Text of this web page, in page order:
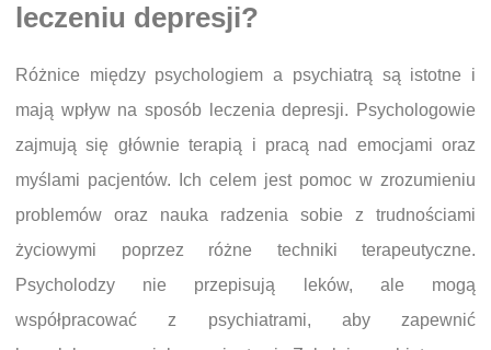
leczeniu depresji?
Różnice między psychologiem a psychiatrą są istotne i
mają wpływ na sposób leczenia depresji. Psychologowie
zajmują się głównie terapią i pracą nad emocjami oraz
myślami pacjentów. Ich celem jest pomoc w zrozumieniu
problemów oraz nauka radzenia sobie z trudnościami
życiowymi poprzez różne techniki terapeutyczne.
Psycholodzy nie przepisują leków, ale mogą
współpracować z psychiatrami, aby zapewnić